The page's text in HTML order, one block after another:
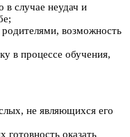
в случае неудач и
возможность
в процессе обучения,
не являющихся его
готовность оказать